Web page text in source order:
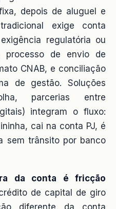
depois de aluguel e
exige conta
regulatória ou
processo de envio de
CNAB, e conciliação
de gestão. Soluções
parcerias entre
integram o fluxo:
cai na conta PJ, é
sem trânsito por banco
da conta é fricção
de capital de giro
diferente da conta